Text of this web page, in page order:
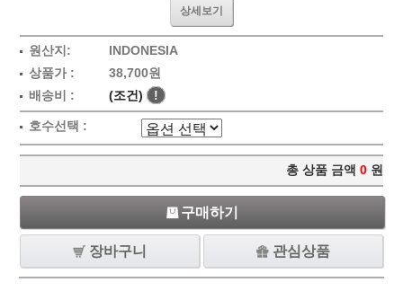
상세보기
원산지:
INDONESIA
상품가 :
38,700원
배송비 :
(조건) !
호수선택 :
총 상품 금액 0 원
구매하기
장바구니 관심상품